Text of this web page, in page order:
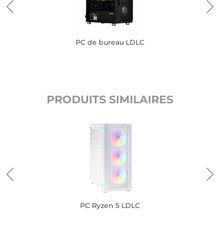
PC de bureau LDLC
PRODUITS SIMILAIRES
PC Ryzen 5 LDLC